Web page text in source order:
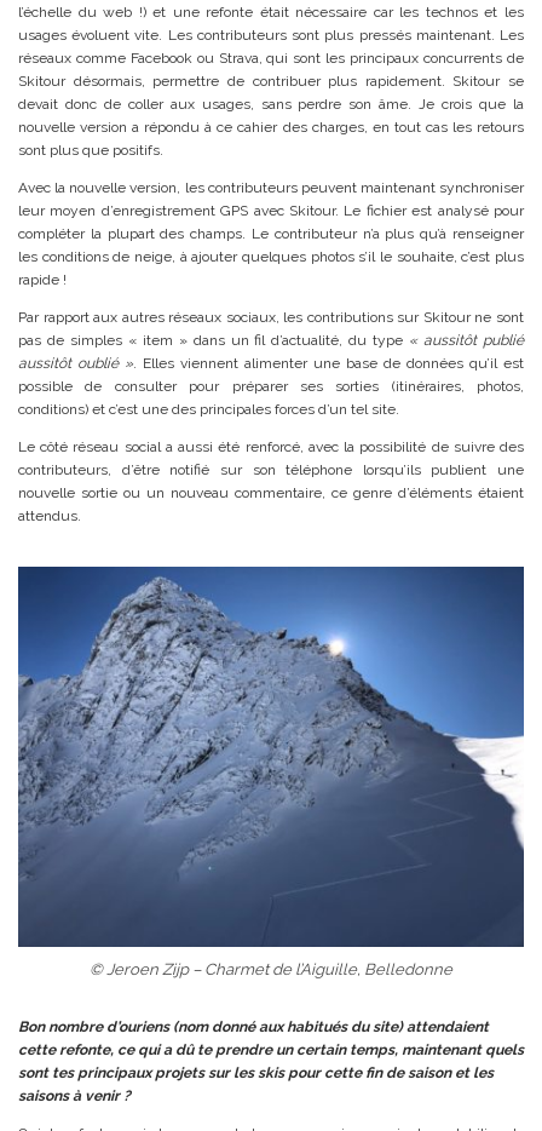
l’échelle du web !) et une refonte était nécessaire car les technos et les
usages évoluent vite. Les contributeurs sont plus pressés maintenant. Les
réseaux comme Facebook ou Strava, qui sont les principaux concurrents de
Skitour désormais, permettre de contribuer plus rapidement. Skitour se
devait donc de coller aux usages, sans perdre son âme. Je crois que la
nouvelle version a répondu à ce cahier des charges, en tout cas les retours
sont plus que positifs.
Avec la nouvelle version, les contributeurs peuvent maintenant synchroniser
leur moyen d’enregistrement GPS avec Skitour. Le fichier est analysé pour
compléter la plupart des champs. Le contributeur n’a plus qu’à renseigner
les conditions de neige, à ajouter quelques photos s’il le souhaite, c’est plus
rapide !
Par rapport aux autres réseaux sociaux, les contributions sur Skitour ne sont
pas de simples « item » dans un fil d’actualité, du type « aussitôt publié
aussitôt oublié ». Elles viennent alimenter une base de données qu’il est
possible de consulter pour préparer ses sorties (itinéraires, photos,
conditions) et c’est une des principales forces d’un tel site.
Le côté réseau social a aussi été renforcé, avec la possibilité de suivre des
contributeurs, d’être notifié sur son téléphone lorsqu’ils publient une
nouvelle sortie ou un nouveau commentaire, ce genre d’éléments étaient
attendus.
© Jeroen Zijp – Charmet de l’Aiguille, Belledonne
Bon nombre d’ouriens (nom donné aux habitués du site) attendaient
cette refonte, ce qui a dû te prendre un certain temps, maintenant quels
sont tes principaux projets sur les skis pour cette fin de saison et les
saisons à venir ?